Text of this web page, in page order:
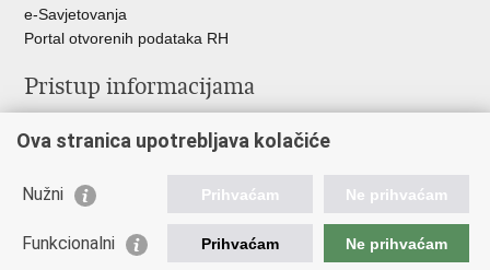
e-Savjetovanja
Portal otvorenih podataka RH
Pristup informacijama
Savjetovanje
Zapošljavanje
Odnosi s javnošću
Ova stranica upotrebljava kolačiće
Nužni Prihvaćam Ne prihvaćam
Funkcionalni Prihvaćam Ne prihvaćam